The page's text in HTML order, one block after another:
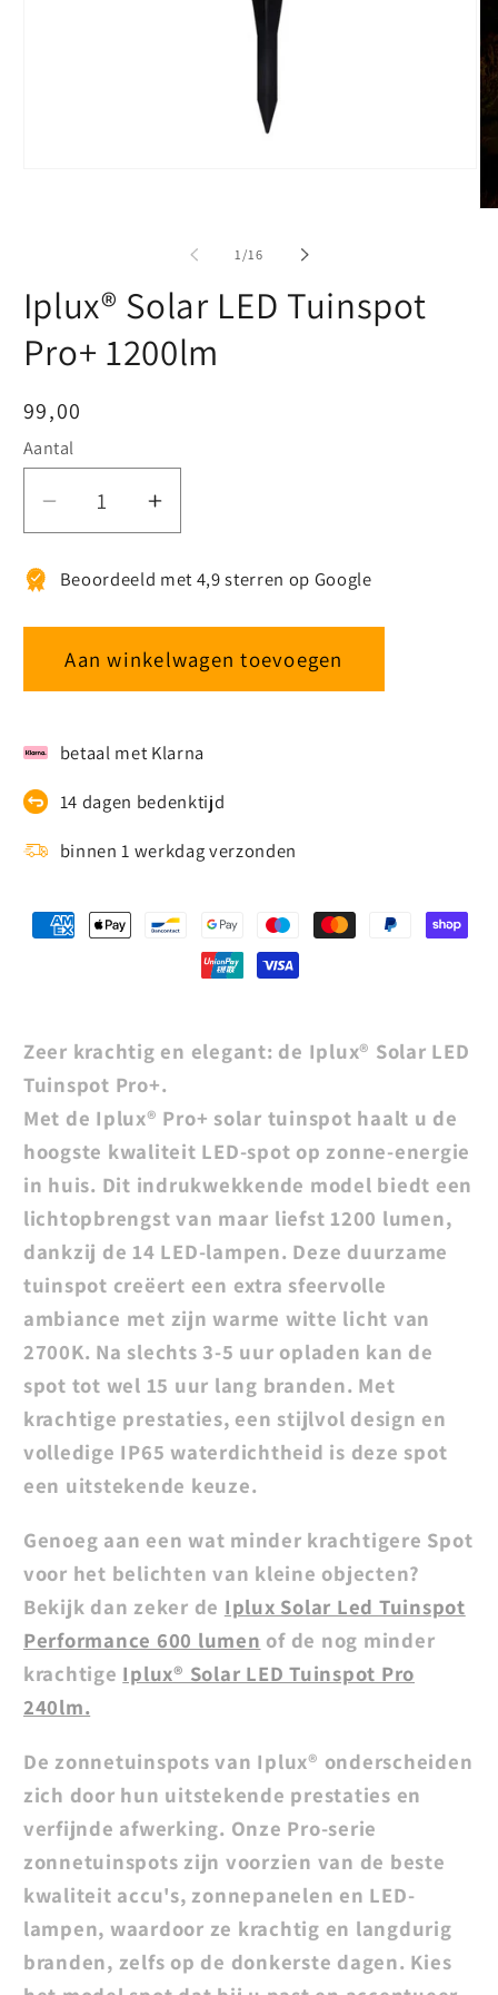
1/van
16
Iplux® Solar LED Tuinspot
Pro+ 1200lm
Normale
prijs
99,00
Aantal
Aantal
verlagen
voor
Solar
LED
Tuinspot
1200lm
Aantal
verhogen
voor
Solar
LED
Tuinspot
1200lm
Beoordeeld met 4,9 sterren op Google
Aan winkelwagen toevoegen
betaal met Klarna
14 dagen bedenktijd
binnen 1 werkdag verzonden
Zeer krachtig en elegant: de Iplux® Solar LED
Tuinspot Pro+.
Met de Iplux® Pro+ solar tuinspot haalt u de
hoogste kwaliteit LED-spot op zonne-energie
in huis. Dit indrukwekkende model biedt een
lichtopbrengst van maar liefst 1200 lumen,
dankzij de 14 LED-lampen. Deze duurzame
tuinspot creëert een extra sfeervolle
ambiance met zijn warme witte licht van
2700K. Na slechts 3-5 uur opladen kan de
spot tot wel 15 uur lang branden. Met
krachtige prestaties, een stijlvol design en
volledige IP65 waterdichtheid is deze spot
een uitstekende keuze.
Genoeg aan een wat minder krachtigere Spot
voor het belichten van kleine objecten?
Bekijk dan zeker de Iplux Solar Led Tuinspot
Performance 600 lumen of de nog minder
krachtige Iplux® Solar LED Tuinspot Pro
240lm.
De zonnetuinspots van Iplux® onderscheiden
zich door hun uitstekende prestaties en
verfijnde afwerking. Onze Pro-serie
zonnetuinspots zijn voorzien van de beste
kwaliteit accu's, zonnepanelen en LED-
lampen, waardoor ze krachtig en langdurig
branden, zelfs op de donkerste dagen. Kies